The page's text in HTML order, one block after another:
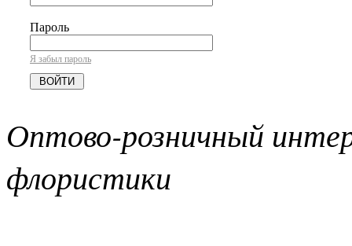
Пароль
Я забыл пароль
Оптово-розничный
флористики